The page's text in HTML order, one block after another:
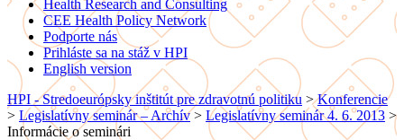
Health Research and Consulting
CEE Health Policy Network
Podporte nás
Prihláste sa na stáž v HPI
English version
HPI - Stredoeurópsky inštitút pre zdravotnú politiku >Konferencie
> Legislatívny seminár – Archív> Legislatívny seminár 4. 6. 2013 >
Informácie o seminári